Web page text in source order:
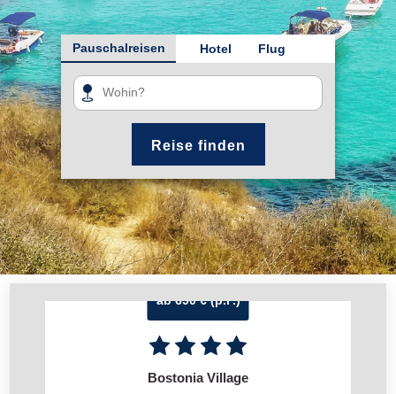
Pauschalreisen Hotel Flug
Reise finden
ab 690 € (p.P.)
Bostonia Village